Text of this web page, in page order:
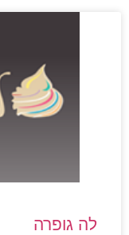
לה גופרה